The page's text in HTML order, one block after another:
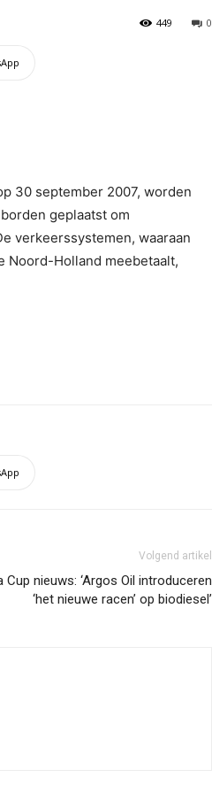
0
449
30 september 2007, worden
geplaatst om
verkeerssystemen, waaraan
Noord-Holland meebetaalt,
Volgend artikel
Cup nieuws: ‘Argos Oil introduceren
‘het nieuwe racen’ op biodiesel’